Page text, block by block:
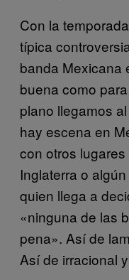
Con la
típica
banda Mexicana
buena como
plano llegamos
hay escena en
con otros
Inglaterra o
quien llega a
«ninguna de las
pena». Así de
Así de irracional